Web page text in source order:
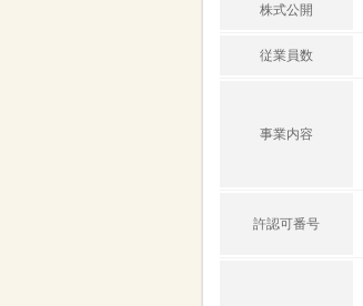
株式公開
従業員数
事業内容
許認可番号